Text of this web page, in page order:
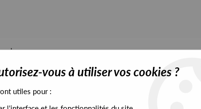
vous à utiliser vos cookies ?
utiles pour :